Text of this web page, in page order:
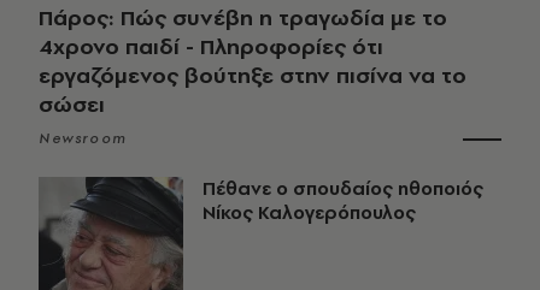
Πάρος: Πώς συνέβη η τραγωδία με το
4χρονο παιδί - Πληροφορίες ότι
εργαζόμενος βούτηξε στην πισίνα να το
σώσει
Newsroom
Πέθανε ο σπουδαίος ηθοποιός
Νίκος Καλογερόπουλος